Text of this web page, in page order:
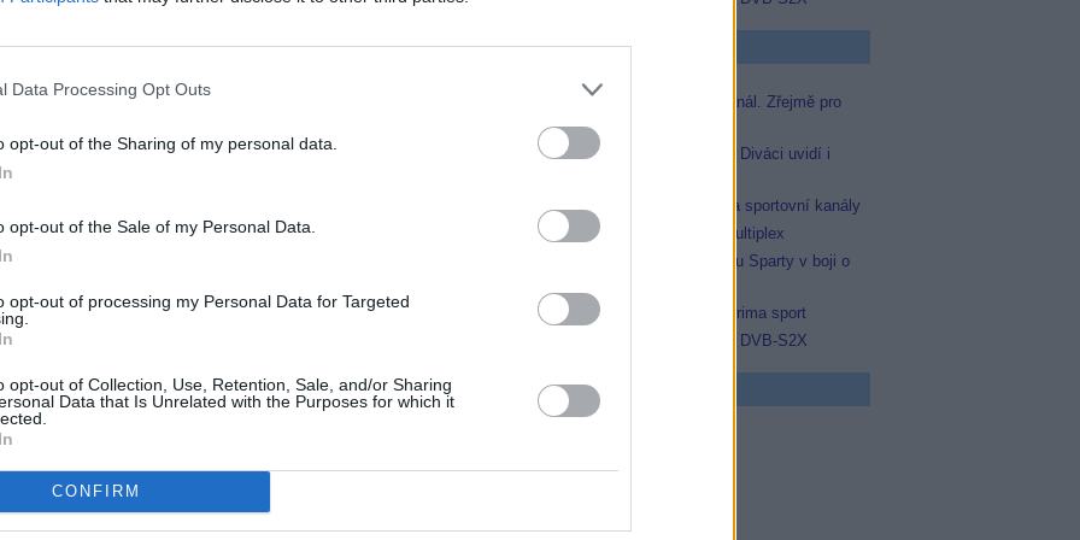
Data Processing Opt Outs
opt-out of the Sharing of my personal data.
opt-out of the Sale of my Personal Data.
opt-out of processing my Personal Data for Targeted
opt-out of Collection, Use, Retention, Sale, and/or Sharing
Data that Is Unrelated with the Purposes for which it
CONFIRM
DAB vysílání
DAB vysílání
VKV
• CNC operátor• mzda 48.400 Kč • náborový bonus
okres Jihlava)
montážní dělník • mzda 44.700 Kč • týdenní zálohy na
• práce ve skladu • mzda 48.400 Kč • náborový bonus
• střídač • mzda 48.400 Kč • příspěvek na ubytování
Top Zprávičky
Skylink spustil nový Test kanál. Zřejmě pro
Prima sport
Oneplay zařadí Prima sport. Diváci uvidí i
AMC získala licence pro dva sportovní kanály
Operátor Du převzal další multiplex
Prima sport odvysílá i odvetu Sparty v boji o
Antik TV potvrdil zařazení Prima sport
Televisa Networks přešla na DVB-S2X
TV program
20:10 MOST! (6/8)